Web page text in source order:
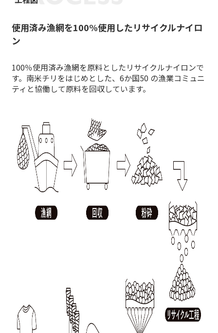
使用済み漁網を100%使用したリサイクルナイロ
ン
100％使用済み漁網を原料としたリサイクルナイロンで
す。 南米チリをはじめとした、6か国50 の漁業コミュニ
ティと協働して原料を回収しています。